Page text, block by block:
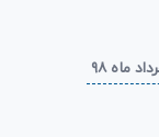
ماه ۹۸